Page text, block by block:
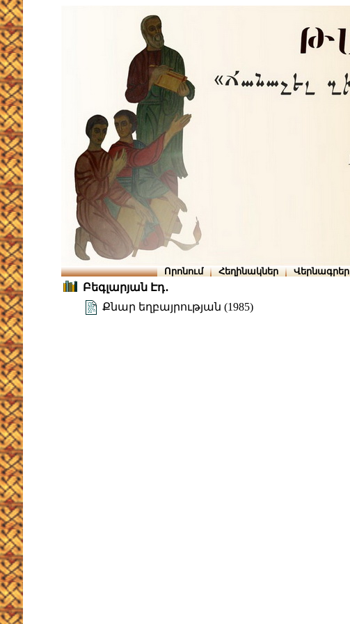
Որոնում Հեղինակներ Վերնագրեր
Բեգլարյան Էդ․
Քնար եղբայրության (1985)